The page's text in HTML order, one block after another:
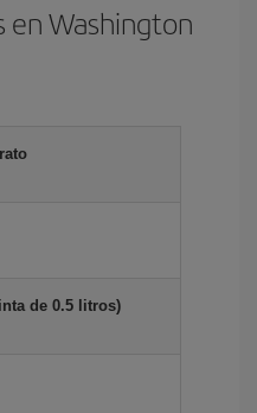
en Washington
de 0.5 litros)